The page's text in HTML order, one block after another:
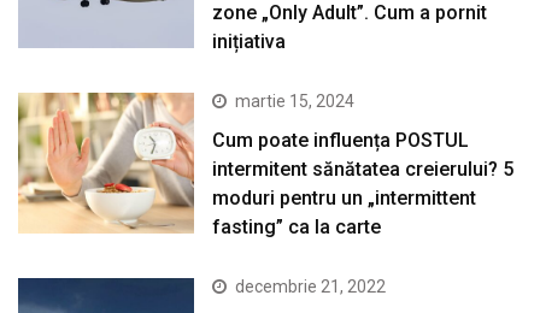
zone „Only Adult”. Cum a pornit
inițiativa
martie 15, 2024
Cum poate influența POSTUL
intermitent sănătatea creierului? 5
moduri pentru un „intermittent
fasting” ca la carte
decembrie 21, 2022